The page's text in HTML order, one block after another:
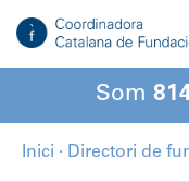
contingut
Som
Inici · Directori de